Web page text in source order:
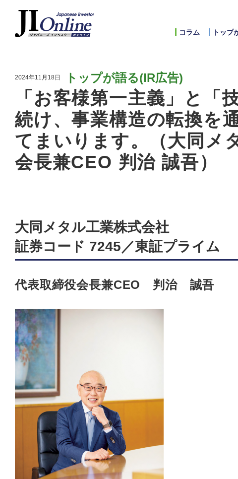
コラム トップ
2024年11月18日 トップが語る(IR広告)
「お客様第一主義」と「
続け、事業構造の転換を
てまいります。（大同メ
会長兼CEO 判治 誠吾）
大同メタル工業株式会社
証券コード 7245／東証プライム
代表取締役会長兼CEO 判治 誠吾